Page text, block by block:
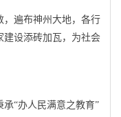
，遍布神州大地，各行
建设添砖加瓦，为社会
“办人民满意之教育”